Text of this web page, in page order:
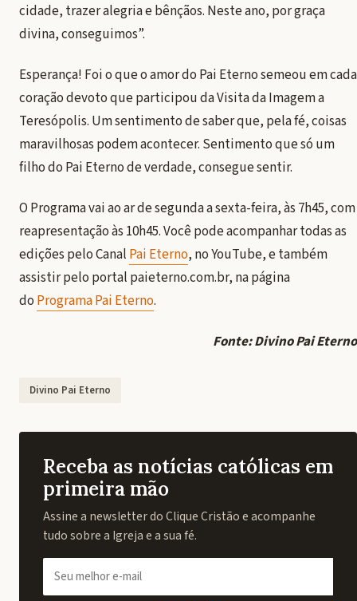
cidade, trazer alegria e bênçãos. Neste ano, por graça
divina, conseguimos”.
Esperança! Foi o que o amor do Pai Eterno semeou em cada
coração devoto que participou da Visita da Imagem a
Teresópolis. Um sentimento de saber que, pela fé, coisas
maravilhosas podem acontecer. Sentimento que só um
filho do Pai Eterno de verdade, consegue sentir.
O Programa vai ao ar de segunda a sexta-feira, às 7h45, com
reapresentação às 10h45. Você pode acompanhar todas as
edições pelo Canal Pai Eterno, no YouTube, e também
assistir pelo portal paieterno.com.br, na página
do Programa Pai Eterno.
Fonte: Divino Pai Eterno
Divino Pai Eterno
Receba as notícias católicas em
primeira mão
Assine a newsletter do Clique Cristão e acompanhe
tudo sobre a Igreja e a sua fé.